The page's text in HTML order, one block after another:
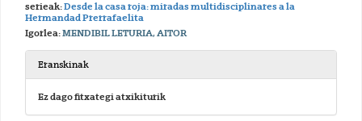
serieak:Desde la casa roja: miradas multidisciplinares a la
Hermandad Prerrafaelita
Igorlea:MENDIBIL LETURIA, AITOR
Eranskinak
Ez dago fitxategi atxikiturik